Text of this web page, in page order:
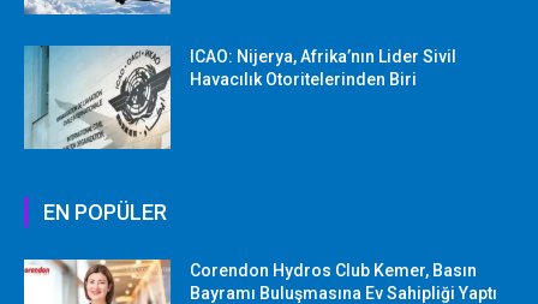
ICAO: Nijerya, Afrika’nın Lider Sivil
Havacılık Otoritelerinden Biri
EN POPÜLER
Corendon Hydros Club Kemer, Basın
Bayramı Buluşmasına Ev Sahipliği Yaptı